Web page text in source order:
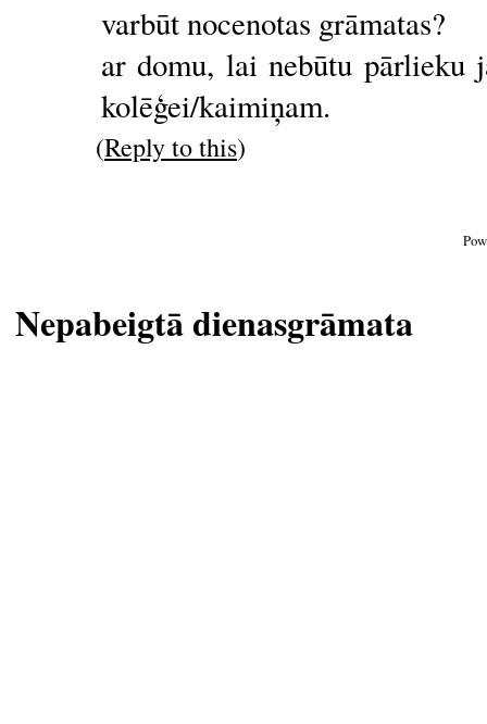
varbūt nocenotas grāmatas?
ar domu, lai nebūtu pārlieku
kolēģei/kaimiņam.
(Reply to this)
Nepabeigtā dienasgrāmata